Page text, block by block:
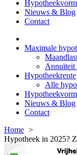
Nieuws & Blog
Contact
Maximale
Annuïteit
Hypotheekrente
Alle
Nieuws & Blog
Contact
Home
Hypotheek in 2025?